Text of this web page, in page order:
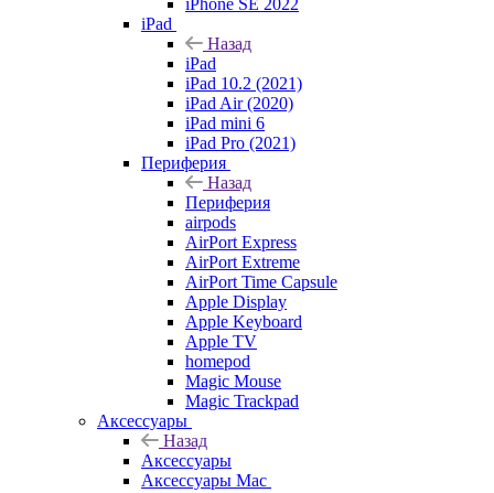
iPhone SE 2022
iPad
Назад
iPad
iPad 10.2 (2021)
iPad Air (2020)
iPad mini 6
iPad Pro (2021)
Периферия
Назад
Периферия
airpods
AirPort Express
AirPort Extreme
AirPort Time Capsule
Apple Display
Apple Keyboard
Apple TV
homepod
Magic Mouse
Magic Trackpad
Аксессуары
Назад
Аксессуары
Аксессуары Mac